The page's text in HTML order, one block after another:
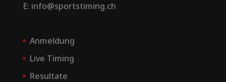
E: info@sportstiming.ch
Anmeldung
Live Timing
Resultate